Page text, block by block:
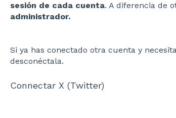
sesión de cada cuenta. A diferencia de
administrador.
Si ya has conectado otra cuenta y
desconéctala.
Connectar X (Twitter)